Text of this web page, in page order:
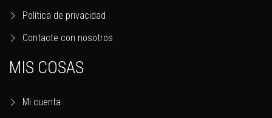
Política de privacidad
Contacte con nosotros
MIS COSAS
Mi cuenta